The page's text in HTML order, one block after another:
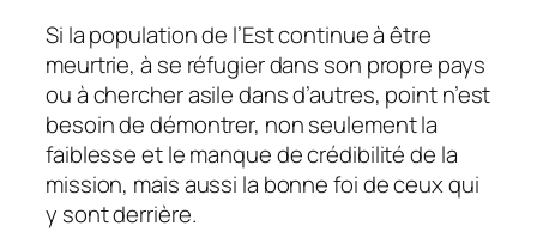
Si la population de l’Est continue à être
meurtrie, à se réfugier dans son propre pays
ou à chercher asile dans d’autres, point n’est
besoin de démontrer, non seulement la
faiblesse et le manque de crédibilité de la
mission, mais aussi la bonne foi de ceux qui
y sont derrière.